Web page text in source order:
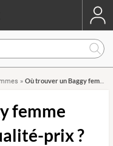
» Où trouver un Baggy femme d'un bon rapport qualité-prix ?
femme
prix ?